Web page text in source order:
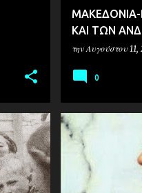
ΚΑΙ ΤΩΝ
την Αυγούστου 11,
0